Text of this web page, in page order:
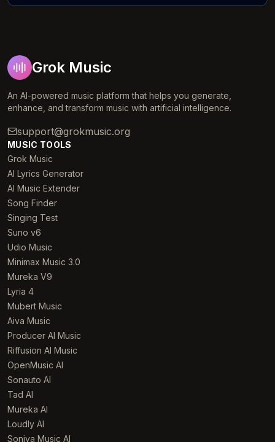
Grok Music
An AI-powered music platform that helps you generate,
enhance, and transform music with artificial intelligence.
support@grokmusic.org
MUSIC TOOLS
Grok Music
AI Lyrics Generator
AI Music Extender
Song Finder
Singing Test
Suno v6
Udio Music
Minimax Music 3.0
Mureka V9
Lyria 4
Mubert Music
Aiva Music
Producer AI Music
Riffusion AI Music
OpenMusic AI
Sonauto AI
Tad AI
Mureka AI
Loudly AI
Soniva Music AI